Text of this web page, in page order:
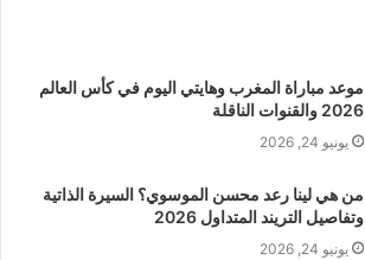
موعد مباراة المغرب وهايتي اليوم في كأس العالم
2026 والقنوات الناقلة
يونيو 24, 2026
من هي لينا رعد محسن الموسوي؟ السيرة الذاتية
وتفاصيل التريند المتداول 2026
يونيو 24, 2026